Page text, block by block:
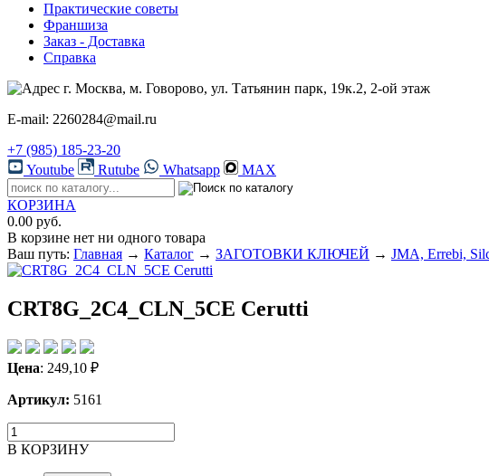
Практические советы
Франшиза
Заказ - Доставка
Справка
г. Москва, м. Говорово, ул. Татьянин парк, 19к.2, 2-ой этаж
E-mail: 2260284@mail.ru
+7 (985) 185-23-20
Youtube
Rutube Whatsapp MAX
КОРЗИНА
0.00 руб.
В корзине нет ни одного товара
Ваш путь: Главная → Каталог → ЗАГОТОВКИ КЛЮЧЕЙ → JMA, Errebi,
CRT8G_2C4_CLN_5CE Cerutti
Цена: 249,10 ₽
Артикул: 5161
В КОРЗИНУ